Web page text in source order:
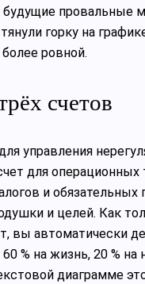
будущие провальные
горку на
ровной.
счетов
управления
для операционных
и обязательных
и целей. Как
вы автоматически
% на жизнь, 20 % на
диаграмме